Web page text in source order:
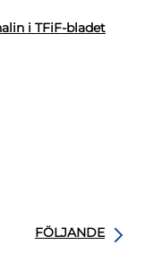
i TFiF-bladet
FÖLJANDE